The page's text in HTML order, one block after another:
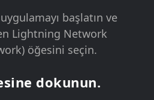
başlatın ve
Lightning Network
öğesini seçin.
dokunun.